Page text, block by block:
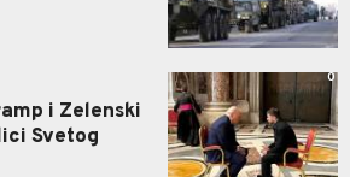
i Zelenski
Svetog
0